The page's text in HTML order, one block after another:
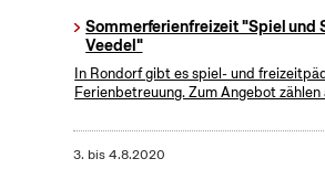
Sommerferienfreizeit "Spiel und
Veedel"
In Rondorf gibt es spiel- und
Ferienbetreuung. Zum Angebot zählen
3. bis4.8.2020